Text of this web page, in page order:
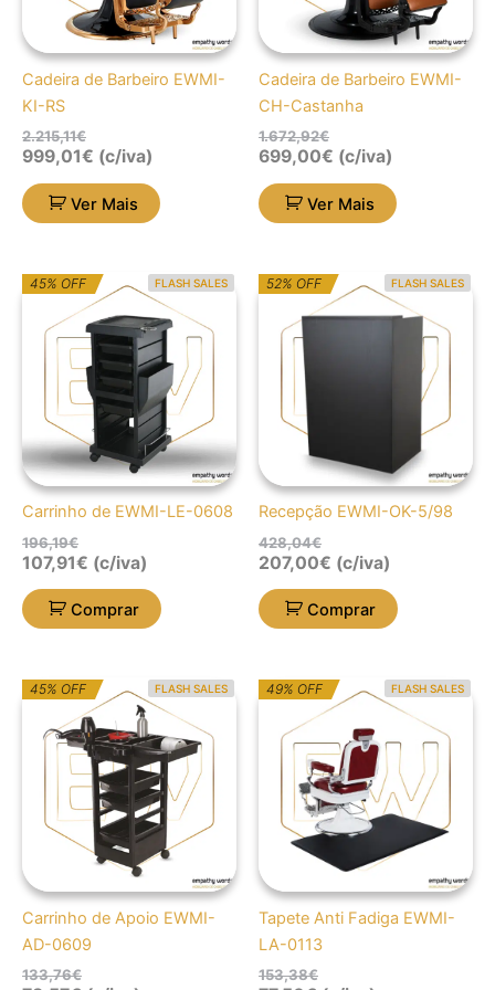
Cadeira de Barbeiro EWMI-
KI-RS
2.215,11€
999,01€ (c/iva)
Ver Mais
Cadeira de Barbeiro EWMI-
CH-Castanha
1.672,92€
699,00€ (c/iva)
Ver Mais
FLASH SALES
45% OFF
Carrinho de EWMI-LE-0608
196,19€
O
preço
original
era:
196,19€.
O
preço
atual
é:
107,91€.
107,91€ (c/iva)
Comprar
FLASH SALES
52% OFF
Recepção EWMI-OK-5/98
428,04€
O
preço
original
O
preço
atual
207,00€ (c/iva)
Comprar
FLASH SALES
45% OFF
Carrinho de Apoio EWMI-
AD-0609
133,76€
O
preço
original
era:
133,76€.
O
preço
atual
é:
73,57€.
FLASH SALES
49% OFF
Tapete Anti Fadiga EWMI-
LA-0113
153,38€
O
preço
original
era:
153,38€.
O
preço
atual
é:
77,50€.